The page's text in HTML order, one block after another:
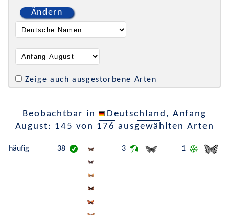
Ändern
Zeige auch ausgestorbene Arten
Beobachtbar in Deutschland , Anfang
August: 145 von 176 ausgewählten Arten
häufig 38 3 1